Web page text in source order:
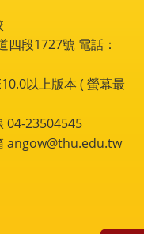
段1727號 電話：
以上版本 ( 螢幕最
04-23504545
angow@thu.edu.tw